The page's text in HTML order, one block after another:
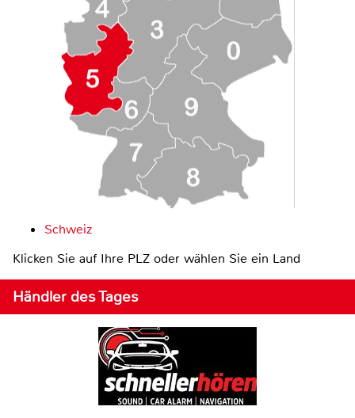
Schweiz
Klicken Sie auf Ihre PLZ oder wählen Sie ein Land
Händler des Tages